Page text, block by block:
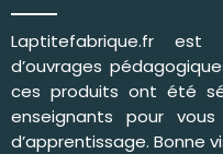
Laptitefabrique.fr
d’ouvrages
ces produits ont été
enseignants pour
d’apprentissage. Bonne